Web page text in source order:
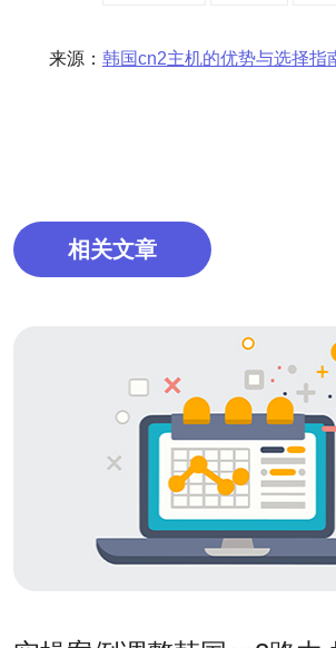
来源： 韩国cn2主机的优势与选择指
相关文章